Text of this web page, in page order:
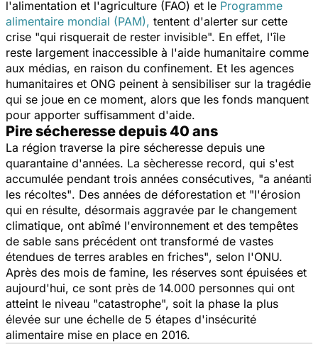
l'alimentation et l'agriculture (FAO) et le Programme
alimentaire mondial (PAM), tentent d'alerter sur cette
crise "qui risquerait de rester invisible". En effet, l'île
reste largement inaccessible à l'aide humanitaire comme
aux médias, en raison du confinement. Et les agences
humanitaires et ONG peinent à sensibiliser sur la tragédie
qui se joue en ce moment, alors que les fonds manquent
pour apporter suffisamment d'aide.
Pire sécheresse depuis 40 ans
La région traverse la pire sécheresse depuis une
quarantaine d'années. La sècheresse record, qui s'est
accumulée pendant trois années consécutives, "a anéanti
les récoltes". Des années de déforestation et "l'érosion
qui en résulte, désormais aggravée par le changement
climatique, ont abîmé l'environnement et des tempêtes
de sable sans précédent ont transformé de vastes
étendues de terres arables en friches", selon l'ONU.
Après des mois de famine, les réserves sont épuisées et
aujourd'hui, ce sont près de 14.000 personnes qui ont
atteint le niveau "catastrophe", soit la phase la plus
élevée sur une échelle de 5 étapes d'insécurité
alimentaire mise en place en 2016.